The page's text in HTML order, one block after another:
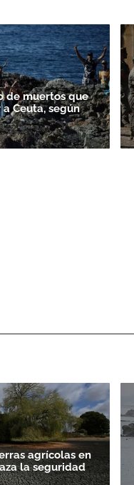
de muertos que
Ceuta, según
agrícolas en
la seguridad